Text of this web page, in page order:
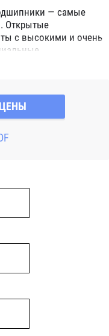
— самые
Открытые
с высокими и очень
ZZ с обеих сторон
с обеих сторон
каучука
вращения. Также